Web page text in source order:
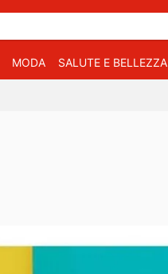
MODA SALUTE E BELLEZZA